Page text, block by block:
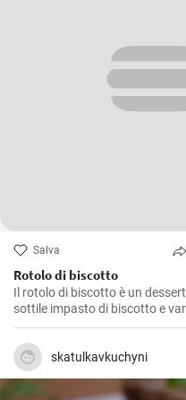
Salva
Rotolo di biscotto
Il rotolo di biscotto è un
sottile impasto di biscotto e
skatulkavkuchyni